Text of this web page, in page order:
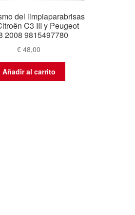
del limpiaparabrisas
C3 III y Peugeot
2008 9815497780
€ 48,00
Añadir al carrito